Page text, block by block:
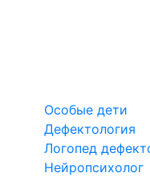
Особые дети
Дефектология
Логопед
Нейропсихолог